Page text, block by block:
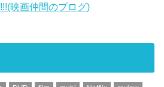
映画仲間のブログ)